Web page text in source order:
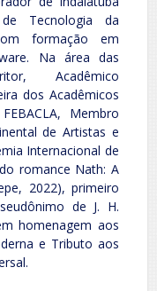
Tecnologia da
formação em
Na área das
Acadêmico
dos Acadêmicos
Membro
de Artistas e
Internacional de
romance Nath: A
2022), primeiro
de J. H.
homenagem aos
e Tributo aos